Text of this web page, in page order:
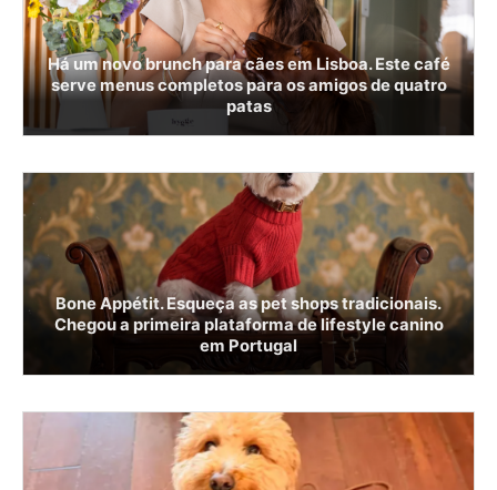
Há um novo brunch para cães em Lisboa. Este café
serve menus completos para os amigos de quatro
patas
Bone Appétit. Esqueça as pet shops tradicionais.
Chegou a primeira plataforma de lifestyle canino
em Portugal